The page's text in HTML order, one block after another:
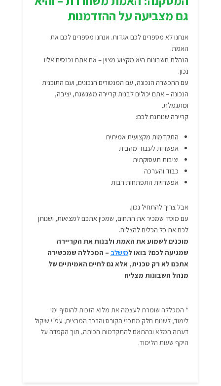
גם מצביעה על ההזדמנות
אנחנו לא מספרים לכם אגדות. אנחנו מספרים לכם את
האמת.
הנהלת חשבונות היא מקצוע מצוין – אם אתם נכנסים אליו
נכון.
עם ההכשרה הנכונה, עם המנטורים הנכונים, ועם התוכנית
הנכונה – אתם יכולים לבנות קריירה משגשגת, יציבה,
ומתגמלת.
קריירה שנותנת לכם:
התקדמות מקצועית אמיתית
אפשרות לעבוד מהבית
יציבות תעסוקתית
כבוד והערכה
אפשרויות התפתחות רבות
אבל צריך להתחיל נכון.
עם מוסד שמכיר את התחום, שמכין אתכם למציאות, ושנותן
לכם את כל הכלים להצליח.
מוכנים לשמוע את האמת ולבנות את הקריירה
שמגיעה לכם? בואו למישלב – המכללה שמכשירה
אתכם לא רק טכנית, אלא גם לחיים האמיתיים של
מנהל חשבונות מצליח
* המכללה שומרת לעצמה את מלוא הזכות להוסיף ימי
לימוד, לשנות חלק מתכני הקורס והרכב המרצים, עפ"י שיקול
דעתה המלא ובהתאם להתקדמות הכיתה, תוך הקפדה על
היקף שעות הלימוד.